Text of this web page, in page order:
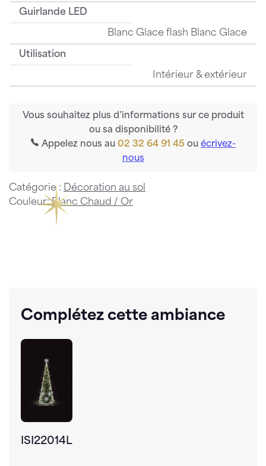
Guirlande LED
Blanc Glace flash Blanc Glace
Utilisation
Intérieur & extérieur
Vous souhaitez plus d’informations sur ce produit
ou sa disponibilité ?
Appelez nous au 02 32 64 91 45 ou écrivez-
nous
Catégorie : Décoration au sol
Couleur:Blanc Chaud / Or
Complétez cette ambiance
ISI22014L